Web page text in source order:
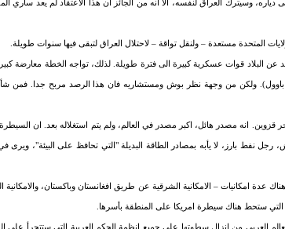
دياره، وسيترك العراق لنفسه، الا انه من الجائز ان هذا الاعتقاد لم يعد ساري
مستعدة – ولنقل تواقة – لاحتلال العراق لتبقى فيها سنوات طويلة.
عن البلاد قوات عسكرية كبيرة الى فترة طويلة. لذلك، تواجه الخطة معارضة
باوول). ولكن من وجهة نظر بوش ومستشاريه فان هذا الرصد مربح جدا. فمن
قزوين. انه مصدر هائل، اكبر مصدر في العالم، ولم يتم استغلاله بعد. ان
نفط بارز، لا يأبه بمصادر الطاقة البديلة "التي تحافظ على البيئة"، ويرى
امكانيات – الامكانية الشرقية عن طريق افغانستان وباكستان، والامكانية
ستحط هناك سيطرة امريكا على المنطقة بأسرها.
العربي من انزال سطوتها على جميع انظمة الحكم العربية التي ستتجرأ على